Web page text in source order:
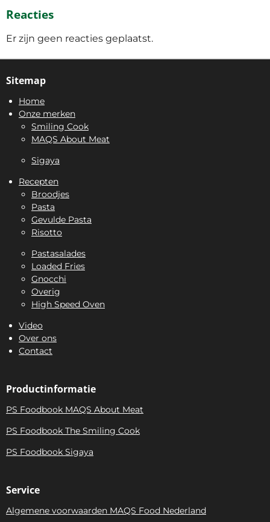
Reacties
Er zijn geen reacties geplaatst.
Sitemap
Home
Onze merken
Smiling Cook
MAQS About Meat
Sigaya
Recepten
Broodjes
Pasta
Gevulde Pasta
Risotto
Pastasalades
Loaded Fries
Gnocchi
Overig
High Speed Oven
Video
Over ons
Contact
Productinformatie
PS Foodbook MAQS About Meat
PS Foodbook The Smiling Cook
PS Foodbook Sigaya
Service
Algemene voorwaarden MAQS Food Nederland